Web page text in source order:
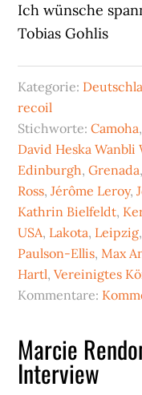
Ich wünsche
Tobias Gohlis
Kategorie:
recoil
Stichworte:Camoha
David Heska Wanbli
Edinburgh,Grenada,
Ross,Jérôme Leroy,
Kathrin Bielfeldt,
USA, Lakota, Leipzig,
Paulson-Ellis,Max
Hartl,Vereinigtes
Kommentare:
Marcie
Interview